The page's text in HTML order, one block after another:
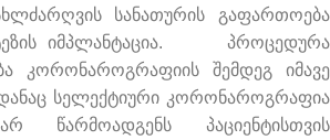
სანათურის გაფართოება
იმპლანტაცია. პროცედურა
კორონაროგრაფიის შემდეგ იმავე
სელექტიური კორონაროგრაფია
წარმოადგენს პაციენტისთვის